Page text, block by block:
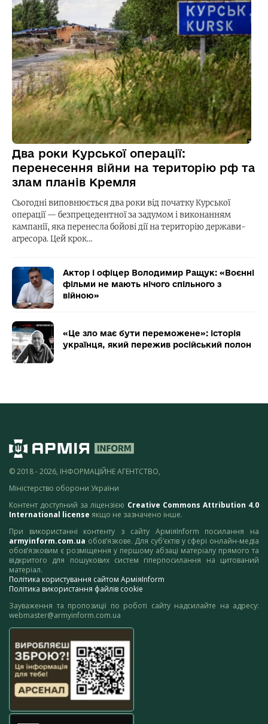
Два роки Курської операції:
перенесення війни на територію рф та
злам планів Кремля
Сьогодні виповнюється два роки від початку Курської
операції — безпрецедентної за задумом і виконанням
кампанії, яка перенесла бойові дії на територію держави-
агресора. Цей крок…
Актор і офіцер Володимир Ращук: «Воєнні
фільми не мають нічого спільного з
війною»
«Це зло має бути переможене»: історія
українця, який пережив російський полон
© 2018 - 2026, ІНФОРМАЦІЙНЕ АГЕНТСТВО,
Міністерство оборони України
Контент доступний за ліцензією Creative Commons Attribution 4.0
International license якщо не зазначено інше.
При використанні контенту з сайту АрміяInform посилання на
armyinform.com.ua обов’язкове. Для суб’єктів у сфері онлайн-медіа
обов’язковим є розміщення у першому абзаці матеріалу прямого та
відкритого для пошукових систем гіперпосилання на цитований
матеріал.
Політика користування сайтом АрміяInform
Політика використання файлів cookie
Зауваження та пропозиції по роботі сайту надсилайте на адресу:
webmaster@armyinform.com.ua